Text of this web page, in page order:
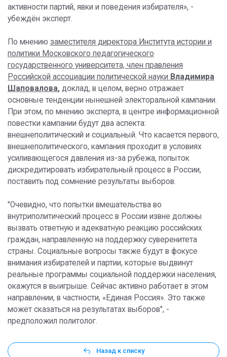
активности партий, явки и поведения избирателя», -
убеждён эксперт.
По мнению заместителя директора Института истории и
политики Московского педагогического
государственного университета, член правления
Российской ассоциации политической науки Владимира
Шаповалова, доклад, в целом, верно отражает
основные тенденции нынешней электоральной кампании.
При этом, по мнению эксперта, в центре информационной
повестки кампании будут два аспекта:
внешнеполитический и социальный. Что касается первого,
внешнеполитического, кампания проходит в условиях
усиливающегося давления из-за рубежа, попыток
дискредитировать избирательный процесс в России,
поставить под сомнение результаты выборов.
"Очевидно, что попытки вмешательства во
внутриполитический процесс в России извне должны
вызвать ответную и адекватную реакцию российских
граждан, направленную на поддержку суверенитета
страны. Социальные вопросы также будут в фокусе
внимания избирателей и партии, которые выдвинут
реальные программы социальной поддержки населения,
окажутся в выигрыше. Сейчас активно работает в этом
направлении, в частности, «Единая Россия». Это также
может сказаться на результатах выборов", -
предположил политолог.
Назад к списку